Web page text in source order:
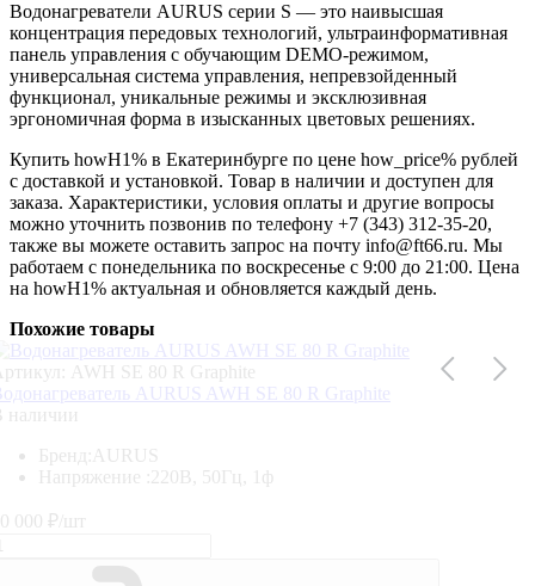
Водонагреватели AURUS серии S — это наивысшая
концентрация передовых технологий, ультраинформативная
панель управления с обучающим DEMO-режимом,
универсальная система управления, непревзойденный
функционал, уникальные режимы и эксклюзивная
эргономичная форма в изысканных цветовых решениях.
Купить howH1% в Екатеринбурге по цене how_price% рублей
с доставкой и установкой. Товар в наличии и доступен для
заказа. Характеристики, условия оплаты и другие вопросы
можно уточнить позвонив по телефону +7 (343) 312-35-20,
также вы можете оставить запрос на почту info@ft66.ru. Мы
работаем с понедельника по воскресенье с 9:00 до 21:00. Цена
на howH1% актуальная и обновляется каждый день.
Похожие товары
AWH SE 80 R Graphite
AURUS AWH SE 80 R Graphite
наличии
Бренд:
AURUS
Напряжение :
220В, 50Гц, 1ф
000 ₽/шт